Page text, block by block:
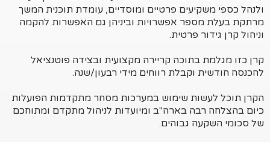
ולנהל כספי משקיעים פרטיים ומוסדיים, עומדת תוכנית המשך
מרתקת בעלת מספר אפשרויות וביניהן גם האפשרות להקמה
וניהול קרן גידור פרטית.
קרן כזו מגלמת בתוכה קריירה מקצועית ובצידה פוטנציאל
להכנסה חודשית וקבלת רווחים מידי רבעון/שנה.
הקרן תוכל לעשות שימוש במערכות מסחר מתקדמות הפועלות
כיום בהצלחה רבה בארה"ב ומיועדות לניהול מתקדם ומתוחכם
של סכומי השקעה גבוהים.